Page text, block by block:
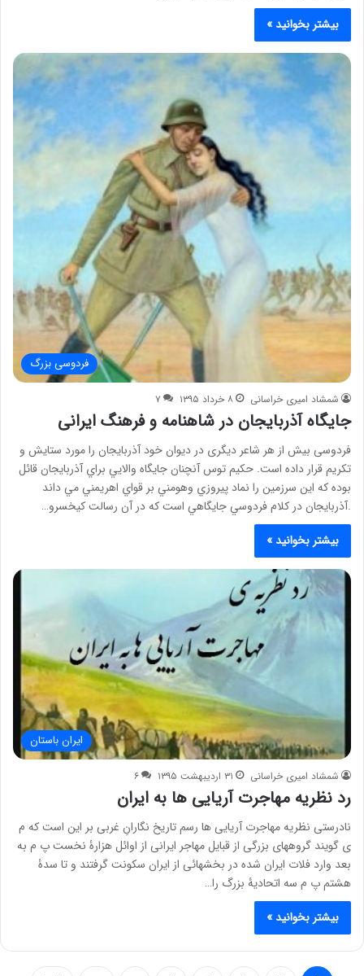
بیشتر بخوانید »
فردوسی بزرگ
شمشاد امیری خراسانی ۸ خرداد ۱۳۹۵ ۷
جایگاه آذربایجان در شاهنامه و فرهنگ ایرانی
فردوسی بیش از هر شاعر دیگری در دیوان خود آذربایجان را مورد ستایش و
تکریم قرار داده است. حكيم توس آنچنان جايگاه والايي براي آذربايجان قائل
بوده كه اين سرزمين را نماد پيروزي وهومني بر قواي اهريمني مي داند
.آذربايجان در كلام فردوسي جايگاهي است كه در آن رسالت كيخسرو…
بیشتر بخوانید »
ایران باستان
شمشاد امیری خراسانی ۳۱ اردیبهشت ۱۳۹۵ ۶
رد نظریه مهاجرت آریایی ها به ایران
نادرستی نظریه مهاجرت آریایی ها رسم تاریخ نگارانِ غربی بر این است که م
ی گویند گروههای بزرگی از قبایل مهاجر ایرانی از اوائل هزارۀ نخست پ م به
بعد وارد فلات ایران شده در بخشهائی از ایران سکونت گرفتند و تا سدۀ
هشتم پ م سه اتحادیۀ بزرگ را…
بیشتر بخوانید »